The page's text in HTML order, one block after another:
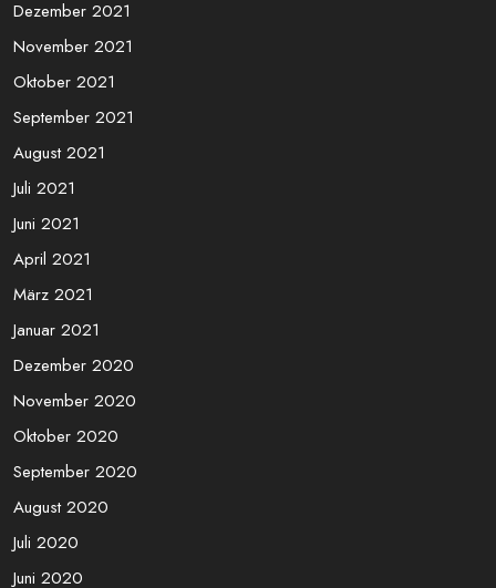
Dezember 2021
November 2021
Oktober 2021
September 2021
August 2021
Juli 2021
Juni 2021
April 2021
März 2021
Januar 2021
Dezember 2020
November 2020
Oktober 2020
September 2020
August 2020
Juli 2020
Juni 2020